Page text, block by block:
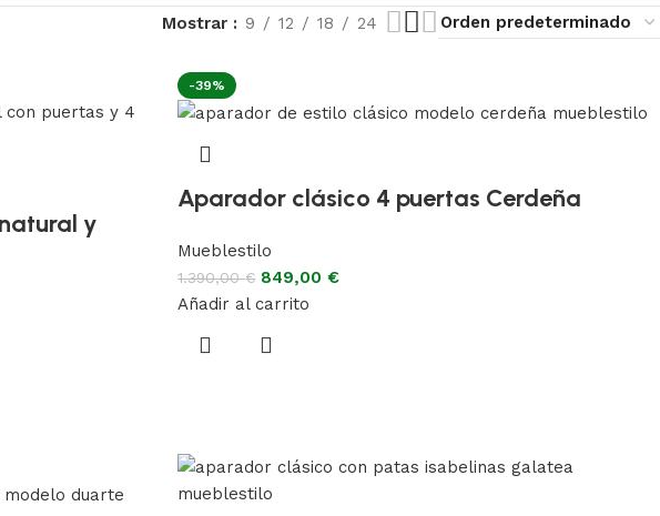
Mostrar 9 12 18 24
y
-39%
Aparador clásico 4 puertas Cerdeña
Mueblestilo
1.390,00€ 849,00€
Añadir al carrito